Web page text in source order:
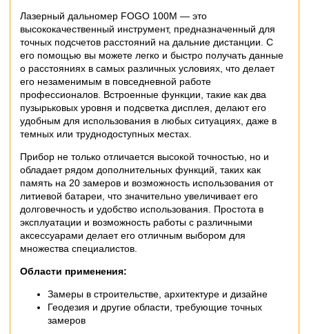
Лазерный дальномер FOGO 100M — это
высококачественный инструмент, предназначенный для
точных подсчетов расстояний на дальние дистанции. С
его помощью вы можете легко и быстро получать данные
о расстояниях в самых различных условиях, что делает
его незаменимым в повседневной работе
профессионалов. Встроенные функции, такие как два
пузырьковых уровня и подсветка дисплея, делают его
удобным для использования в любых ситуациях, даже в
темных или труднодоступных местах.
Прибор не только отличается высокой точностью, но и
обладает рядом дополнительных функций, таких как
память на 20 замеров и возможность использования от
литиевой батареи, что значительно увеличивает его
долговечность и удобство использования. Простота в
эксплуатации и возможность работы с различными
аксессуарами делает его отличным выбором для
множества специалистов.
Области применения:
Замеры в строительстве, архитектуре и дизайне
Геодезия и другие области, требующие точных
замеров